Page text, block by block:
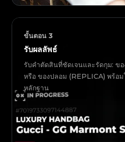
ขั้นตอน 3
รับผลลัพธ์
รับคำตัดสินที่ชัดเจนและรัดกุม: ข
หรือ ของปลอม (REPLICA) พร้อ
หลักฐาน